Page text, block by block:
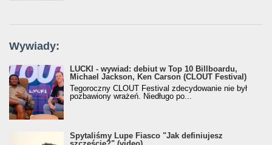
Wywiady:
LUCKI - wywiad: debiut w Top 10 Billboardu,
Michael Jackson, Ken Carson (CLOUT Festival)
Tegoroczny CLOUT Festival zdecydowanie nie był
pozbawiony wrażeń. Niedługo po...
Spytaliśmy Lupe Fiasco "Jak definiujesz